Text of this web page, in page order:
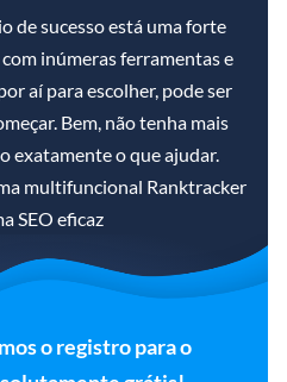
de sucesso está uma forte
inúmeras ferramentas e
aí para escolher, pode ser
Bem, não tenha mais
exatamente o que ajudar.
multifuncional Ranktracker
SEO eficaz
o registro para o